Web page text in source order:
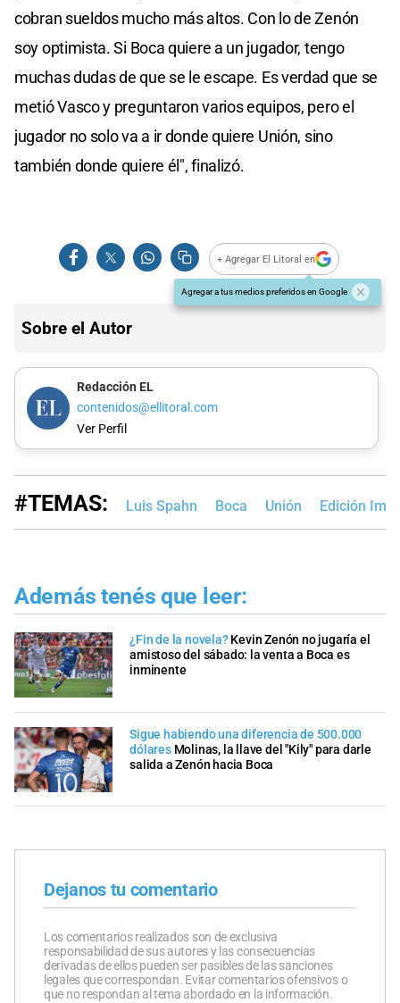
cobran sueldos mucho más altos. Con lo de Zenón
soy optimista. Si Boca quiere a un jugador, tengo
muchas dudas de que se le escape. Es verdad que se
metió Vasco y preguntaron varios equipos, pero el
jugador no solo va a ir donde quiere Unión, sino
también donde quiere él", finalizó.
+ Agregar El Litoral en
Agregar a tus medios preferidos en Google
Sobre el Autor
Redacción EL
contenidos@ellitoral.com
Ver Perfil
#TEMAS: Luis Spahn Boca Unión Edición
Además tenés que leer:
¿Fin de la novela? Kevin Zenón no jugaría el
amistoso del sábado: la venta a Boca es
inminente
Sigue habiendo una diferencia de 500.000
dólares Molinas, la llave del "Kily" para darle
salida a Zenón hacia Boca
Dejanos tu comentario
Los comentarios realizados son de exclusiva
responsabilidad de sus autores y las consecuencias
derivadas de ellos pueden ser pasibles de las sanciones
legales que correspondan. Evitar comentarios ofensivos o
que no respondan al tema abordado en la información.